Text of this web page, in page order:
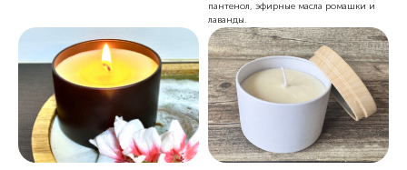
пантенол, эфирные масла ромашки и
лаванды.